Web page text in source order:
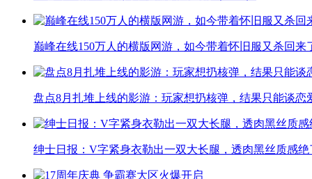
巅峰在线150万人的横版网游，如今带着怀旧服又杀回来
盘点8月扎堆上线的影游：玩家想扔核弹，结果只能谈恋
绅士日报：V字紧身衣勒出一双大长腿，透肉黑丝质感绝